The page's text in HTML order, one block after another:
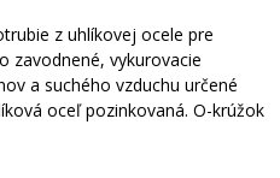
z uhlíkovej ocele pre
zavodnené, vykurovacie
a suchého vzduchu určené
oceľ pozinkovaná. O-krúžok